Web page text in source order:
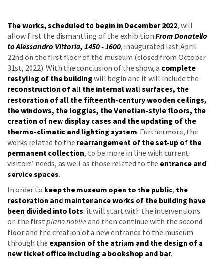
The works, scheduled to begin in December 2022, will
allow first the dismantling of the exhibition From Donatello
to Alessandro Vittoria, 1450 - 1600, inaugurated last April
22nd on the first floor of the museum (closed from October
31st, 2022). With the conclusion of the show, a complete
restyling of the building will begin and it will include the
reconstruction of all the internal wall surfaces, the
restoration of all the fifteenth-century wooden ceilings,
the windows, the loggias, the Venetian-style floors, the
creation of new display cases and the updating of the
thermo-climatic and lighting system. Furthermore, the
works related to the rearrangement of the set-up of the
permanent collection, to be more in line with current
visitors’ needs, as well as those related to the entrance and
service spaces.
In order to keep the museum open to the public, the
restoration and maintenance works of the building have
been divided into lots: it will start with the interventions
on the first piano nobile and then continue with the second
floor and the creation of a new entrance to the museum
through the expansion of the atrium and the design of a
new ticket office including a bookshop and bar.